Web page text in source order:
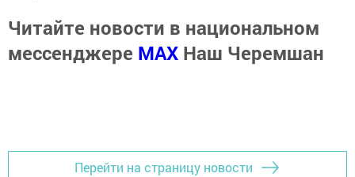
Читайте новости в национальном
мессенджере MАХ Наш Черемшан
Перейти на страницу новости